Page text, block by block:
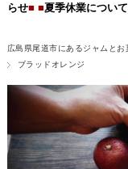
らせ■ ■夏季休業について
広島県尾道市にあるジャムと
ブラッドオレンジ